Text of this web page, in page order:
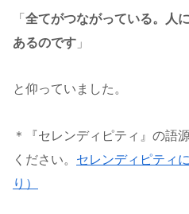
「 全てがつながっている。人
あるのです 」
と仰っていました。
＊『セレンディピティ』の語
ください。 セレンディピティ
り）